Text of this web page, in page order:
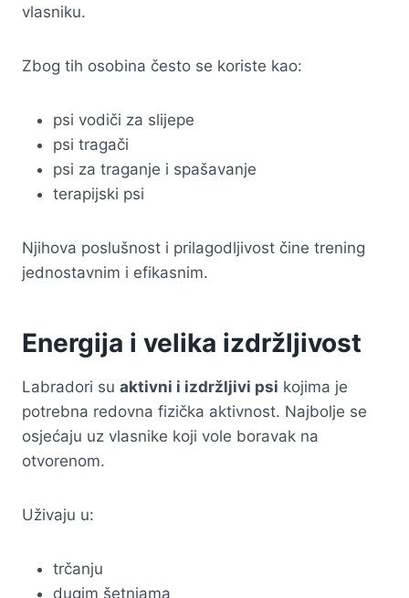
vlasniku.
Zbog tih osobina često se koriste kao:
psi vodiči za slijepe
psi tragači
psi za traganje i spašavanje
terapijski psi
Njihova poslušnost i prilagodljivost čine trening
jednostavnim i efikasnim.
Energija i velika izdržljivost
Labradori su aktivni i izdržljivi psi kojima je
potrebna redovna fizička aktivnost. Najbolje se
osjećaju uz vlasnike koji vole boravak na
otvorenom.
Uživaju u:
trčanju
dugim šetnjama